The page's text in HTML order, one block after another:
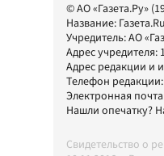
© АО «Газета.Ру»
Название: Газета.Ru
Учредитель:АО
Адрес учредителя:
Адрес редакции и
Телефон редакции:
Электронная
Нашли опечатку?
Свидетельство о